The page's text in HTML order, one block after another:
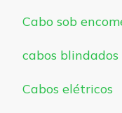
Cabo sob
cabos blindados
Cabos elétricos